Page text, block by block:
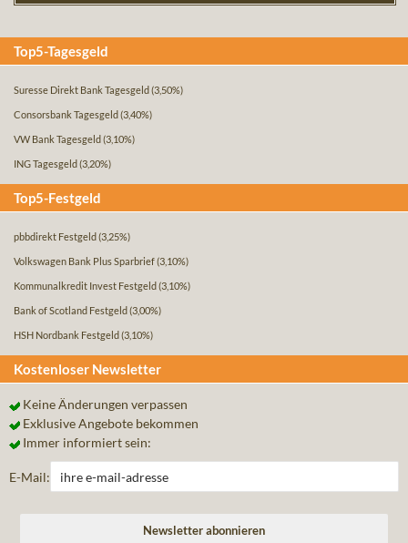
Top5-Tagesgeld
Suresse Direkt Bank Tagesgeld (3,50%)
Consorsbank Tagesgeld (3,40%)
VW Bank Tagesgeld (3,10%)
ING Tagesgeld (3,20%)
Top5-Festgeld
pbbdirekt Festgeld (3,25%)
Volkswagen Bank Plus Sparbrief(3,10%)
Kommunalkredit Invest Festgeld (3,10%)
Bank of Scotland Festgeld (3,00%)
HSH Nordbank Festgeld (3,10%)
Kostenloser Newsletter
Keine Änderungen verpassen
Exklusive Angebote bekommen
Immer informiert sein:
E-Mail: